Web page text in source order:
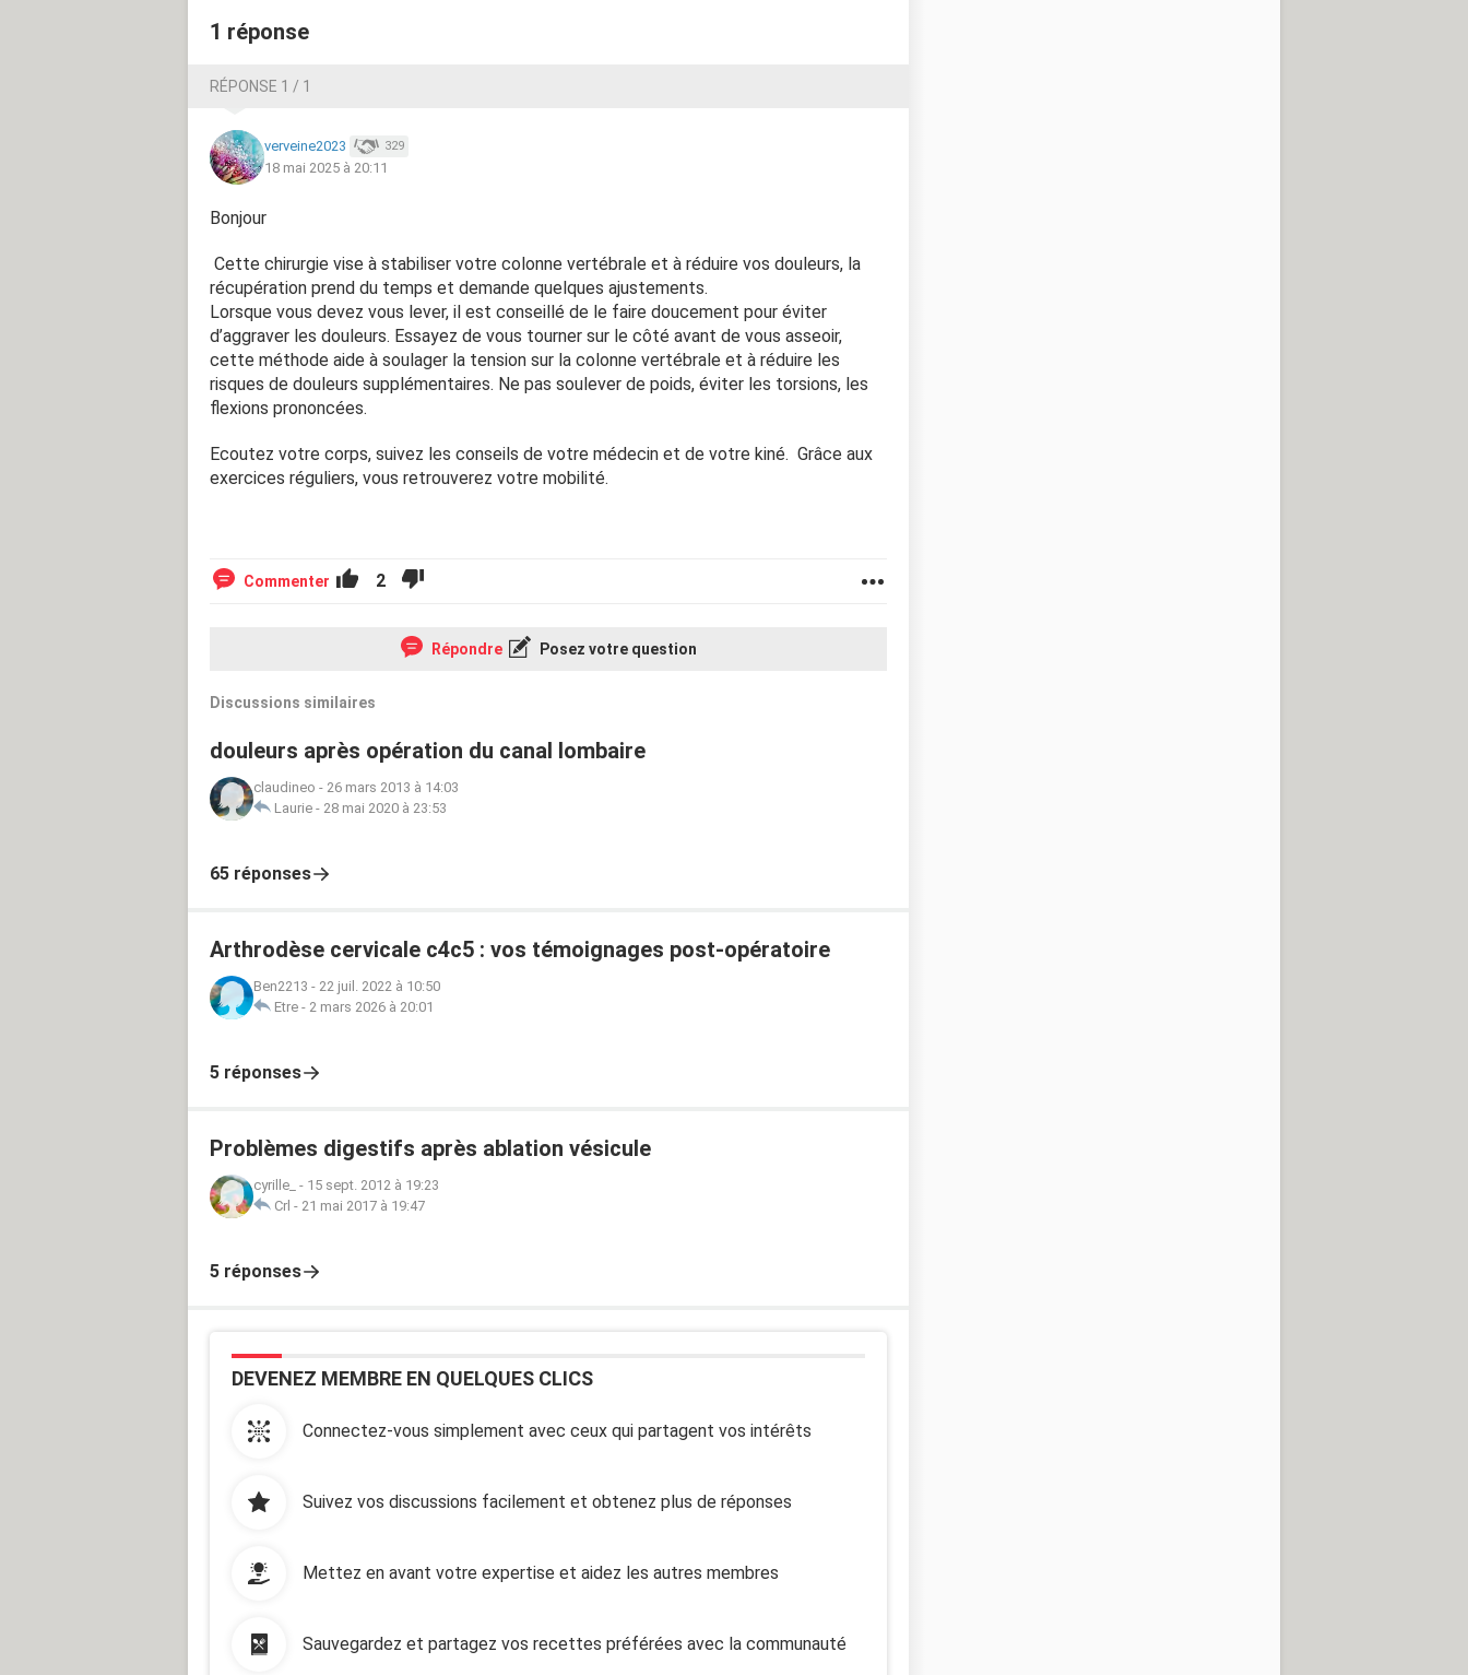
1 réponse
RÉPONSE 1 / 1
verveine2023 329
18 mai 2025 à 20:11
Bonjour
Cette chirurgie vise à stabiliser votre colonne vertébrale et à réduire vos douleurs, la
récupération prend du temps et demande quelques ajustements.
Lorsque vous devez vous lever, il est conseillé de le faire doucement pour éviter
d’aggraver les douleurs. Essayez de vous tourner sur le côté avant de vous asseoir,
cette méthode aide à soulager la tension sur la colonne vertébrale et à réduire les
risques de douleurs supplémentaires. Ne pas soulever de poids, éviter les torsions, les
flexions prononcées.
Ecoutez votre corps, suivez les conseils de votre médecin et de votre kiné. Grâce aux
exercices réguliers, vous retrouverez votre mobilité.
Commenter 2
Répondre Posez votre question
Discussions similaires
douleurs après opération du canal lombaire
claudineo - 26 mars 2013 à 14:03
Laurie - 28 mai 2020 à 23:53
65 réponses
Arthrodèse cervicale c4c5 : vos témoignages post-opératoire
Ben2213 - 22 juil. 2022 à 10:50
Etre - 2 mars 2026 à 20:01
5 réponses
Problèmes digestifs après ablation vésicule
cyrille_ - 15 sept. 2012 à 19:23
Crl - 21 mai 2017 à 19:47
5 réponses
DEVENEZ MEMBRE EN QUELQUES CLICS
Connectez-vous simplement avec ceux qui partagent vos intérêts
Suivez vos discussions facilement et obtenez plus de réponses
Mettez en avant votre expertise et aidez les autres membres
Sauvegardez et partagez vos recettes préférées avec la communauté